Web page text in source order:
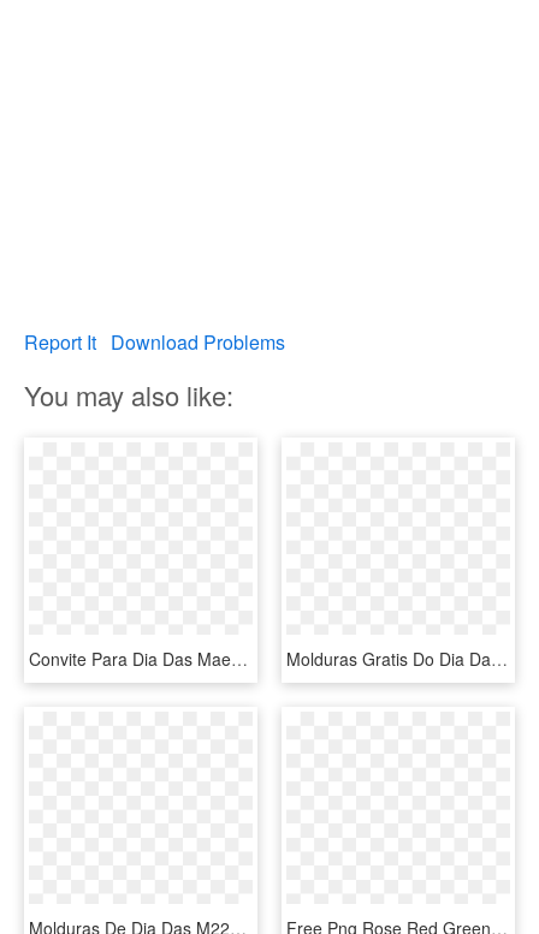
Report It Download Problems
You may also like:
Convite Para Dia Das Maes - Happy Mothers Day To My Teacher Quotes, HD Png Download Molduras Gratis Do Dia Da Mae Te Amo - Moldura Caneca Dia Das Maes, HD Png Download
Molduras De Dia Das M227es Para Fotos Toda Atual - Molduras Do Dia Das Maes, HD Png Download Free Png Rose Red Green Mother's Day Valentine Flower - Dia Das Mães Png, Transparent Png